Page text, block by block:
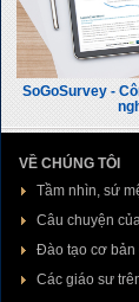
SoGoSurvey -
VỀ CHÚNG TÔI
Tầm nhìn, sứ
Câu chuyện
Đào tạo cơ bản
Các giáo sư